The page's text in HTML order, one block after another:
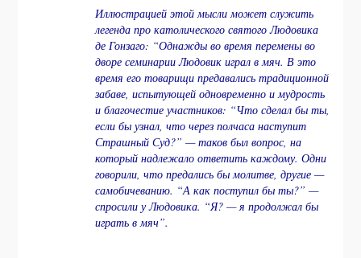
Иллюстрацией этой мысли может служить
легенда про католического святого Людовика
де Гонзаго: “Однажды во время перемены во
дворе семинарии Людовик играл в мяч. В это
время его товарищи предавались традиционной
забаве, испытующей одновременно и мудрость
и благочестие участников: “Что сделал бы ты,
если бы узнал, что через полчаса наступит
Страшный Суд?” — таков был вопрос, на
который надлежало ответить каждому. Одни
говорили, что предались бы молитве, другие —
самобичеванию. “А как поступил бы ты?” —
спросили у Людовика. “Я? — я продолжал бы
играть в мяч”.